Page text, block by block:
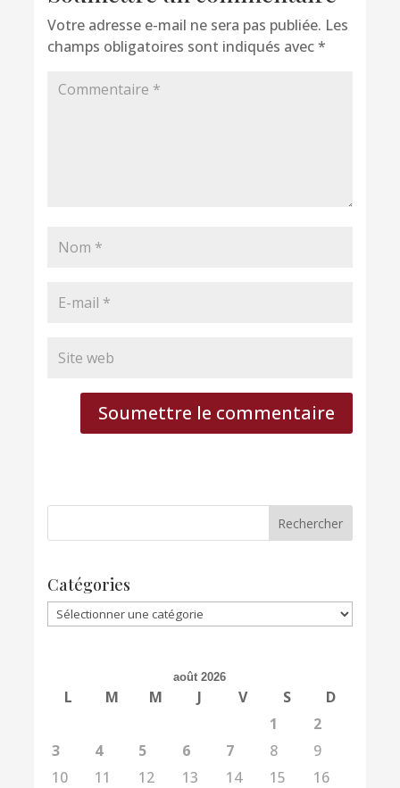
Votre adresse e-mail ne sera pas publiée. Les
champs obligatoires sont indiqués avec*
Soumettre le commentaire
Catégories
Catégories
août 2026
L M M J V S
D
1
2
3
4 5 6 7 8
9
10
11 12 13 14 15
16